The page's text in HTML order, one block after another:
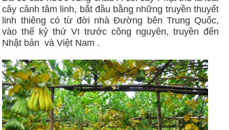
cây cảnh tâm linh, bắt đầu bằng những truyền thuyết
linh thiêng có từ đời nhà Đường bên Trung Quốc,
vào thế kỷ thứ VI trước công nguyên, truyền đến
Nhật bản và Việt Nam .